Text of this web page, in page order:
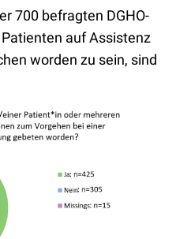
700 befragten DGHO-
auf Assistenz
worden zu sein, sind